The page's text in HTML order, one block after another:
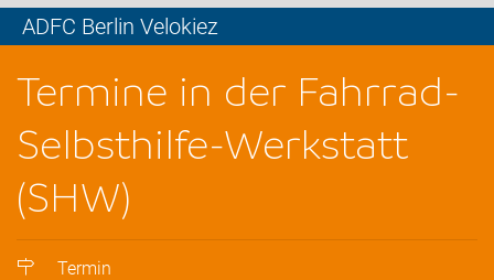
ADFC Berlin Velokiez
Termine in der Fahrrad-
Selbsthilfe-Werkstatt
(SHW)
Termin